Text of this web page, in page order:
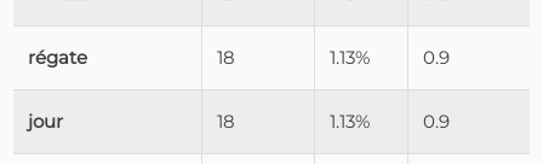
régate 18 1.13% 0.9
jour 18 1.13% 0.9